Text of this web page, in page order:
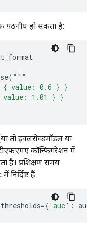
पठनीय हो सकता है:
( """
{ value: 0.6 } }
value: 1.01 } }
(या तो इवलसेव्डमॉडल या
कॉन्फ़िगरेशन में
है। प्रशिक्षण समय
हैं:
thresholds={ 'auc' :